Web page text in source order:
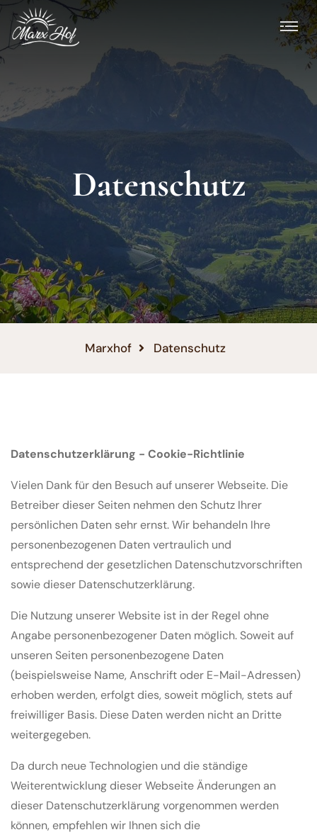
Datenschutz
Marxhof Datenschutz
Datenschutzerklärung - Cookie-Richtlinie
Vielen Dank für den Besuch auf unserer Webseite. Die
Betreiber dieser Seiten nehmen den Schutz Ihrer
persönlichen Daten sehr ernst. Wir behandeln Ihre
personenbezogenen Daten vertraulich und
entsprechend der gesetzlichen Datenschutzvorschriften
sowie dieser Datenschutzerklärung.
Die Nutzung unserer Website ist in der Regel ohne
Angabe personenbezogener Daten möglich. Soweit auf
unseren Seiten personenbezogene Daten
(beispielsweise Name, Anschrift oder E-Mail-Adressen)
erhoben werden, erfolgt dies, soweit möglich, stets auf
freiwilliger Basis. Diese Daten werden nicht an Dritte
weitergegeben.
Da durch neue Technologien und die ständige
Weiterentwicklung dieser Webseite Änderungen an
dieser Datenschutzerklärung vorgenommen werden
können, empfehlen wir Ihnen sich die